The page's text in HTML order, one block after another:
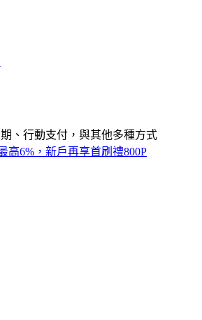
、行動支付，與其他多種方式
高6%，新戶再享首刷禮800P